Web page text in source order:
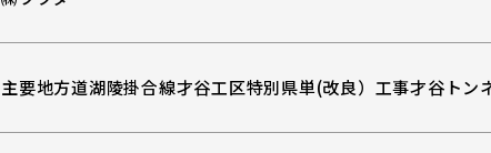
主要地方道湖陵掛合線才谷工区特別県単(改良）工事才谷トン